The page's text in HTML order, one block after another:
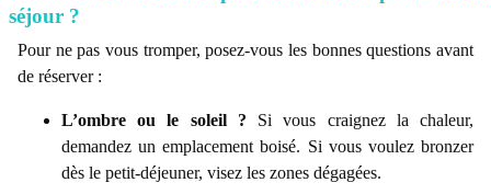
séjour ?
Pour ne pas vous tromper, posez-vous les bonnes questions avant
de réserver :
L’ombre ou le soleil ? Si vous craignez la chaleur,
demandez un emplacement boisé. Si vous voulez bronzer
dès le petit-déjeuner, visez les zones dégagées.